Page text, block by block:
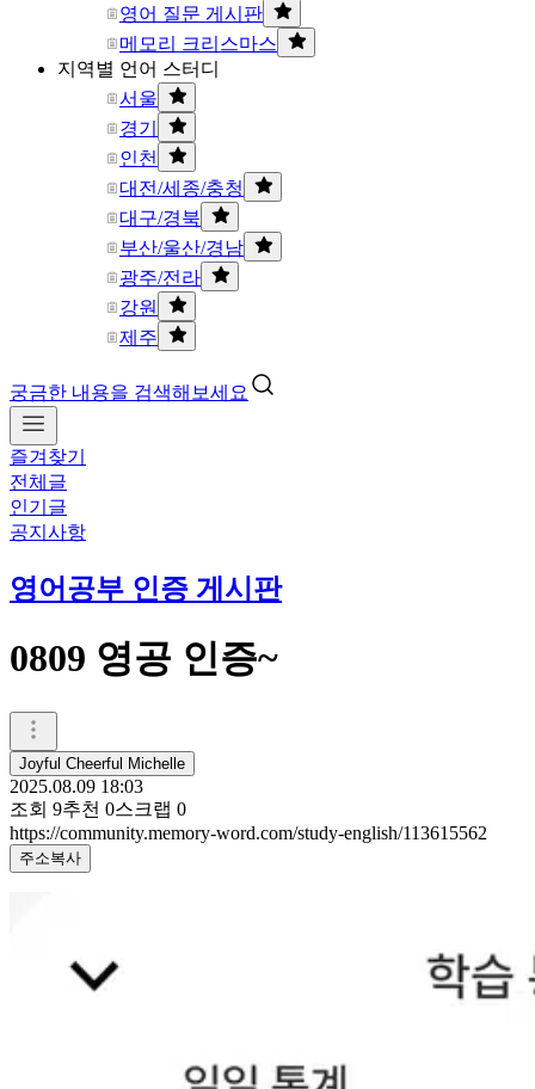
영어 질문 게시판
메모리 크리스마스
지역별 언어 스터디
서울
경기
인천
대전/세종/충청
대구/경북
부산/울산/경남
광주/전라
강원
제주
궁금한 내용을 검색해보세요
즐겨찾기
전체글
인기글
공지사항
영어공부 인증 게시판
0809 영공 인증~
Joyful Cheerful Michelle
2025.08.09 18:03
조회 9추천 0스크랩 0
https://community.memory-word.com/study-english/113615562
주소복사